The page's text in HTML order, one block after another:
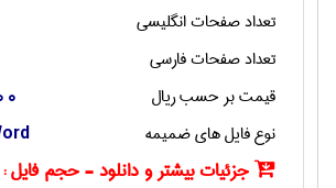
تعداد صفحات انگليسی
تعداد صفحات فارسی
قیمت بر حسب ریال
نوع فایل های ضمیمه
جزئیات بیشتر و دانلود - حجم فایل :